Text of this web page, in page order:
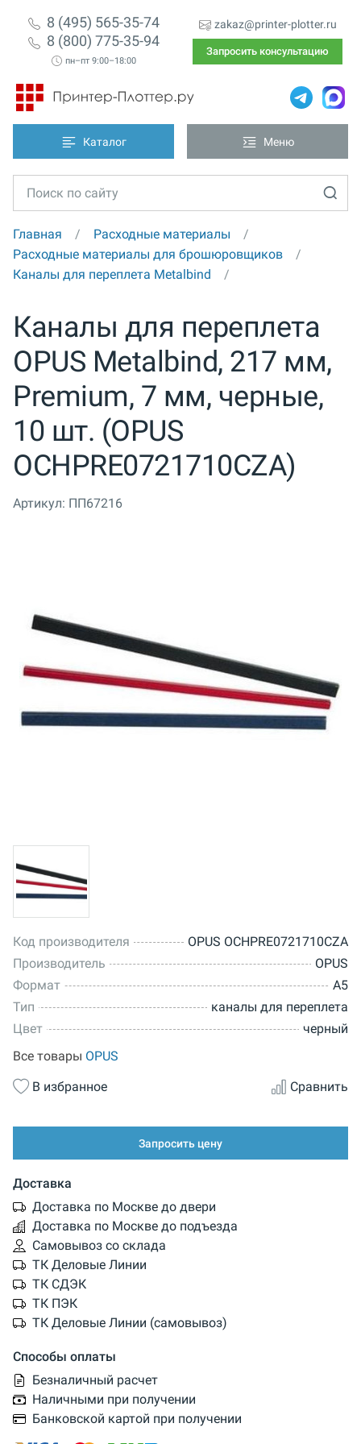
8 (495) 565-35-74
8 (800) 775-35-94
пн–пт 9:00–18:00
zakaz@printer-plotter.ru
Запросить консультацию
Каталог Меню
Главная
Расходные материалы
Расходные материалы для брошюровщиков
Каналы для переплета Metalbind
Каналы для переплета
OPUS Metalbind, 217 мм,
Premium, 7 мм, черные,
10 шт. (OPUS
OCHPRE0721710CZA)
Артикул: ПП67216
Код производителя
OPUS OCHPRE0721710CZA
Производитель
OPUS
Формат
A5
Тип
каналы для переплета
Цвет
черный
Все товары OPUS
В избранное
Сравнить
Запросить цену
Доставка
Доставка по Москве до двери
Доставка по Москве до подъезда
Самовывоз со склада
ТК Деловые Линии
ТК СДЭК
ТК ПЭК
ТК Деловые Линии (самовывоз)
Способы оплаты
Безналичный расчет
Наличными при получении
Банковской картой при получении